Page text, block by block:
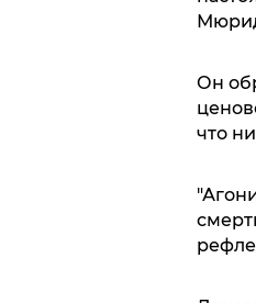
Он
что